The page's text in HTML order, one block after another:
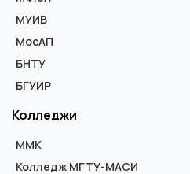
МУИВ
МосАП
БНТУ
БГУИР
Колледжи
ММК
Колледж МГТУ-МАСИ